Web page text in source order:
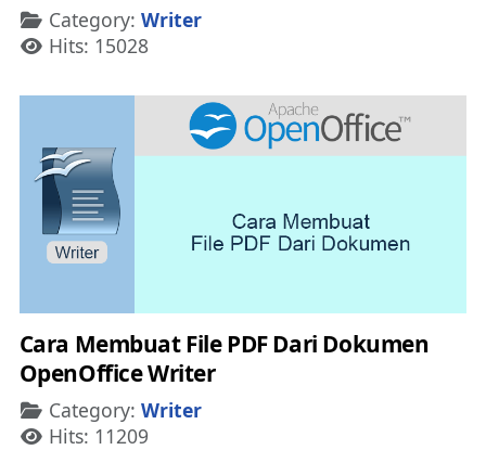
Details
Category: Writer
Hits: 15028
Cara Membuat File PDF Dari Dokumen
OpenOffice Writer
Details
Category: Writer
Hits: 11209